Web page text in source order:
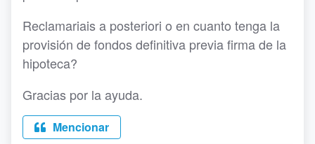
Reclamariais a posteriori o en cuanto tenga la
provisión de fondos definitiva previa firma de la
hipoteca?
Gracias por la ayuda.
Mencionar